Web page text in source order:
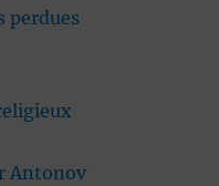
perdues
Antonov